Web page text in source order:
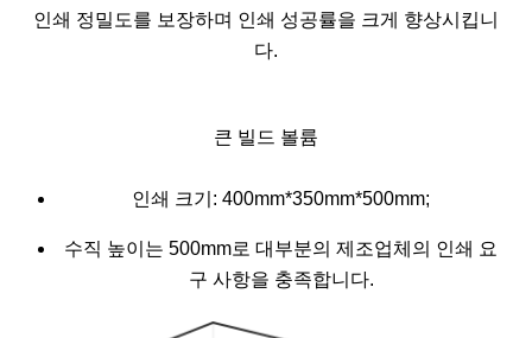
인쇄 정밀도를 보장하며 인쇄 성공률을 크게 향상시킵니
다.
큰 빌드 볼륨
인쇄 크기: 400mm*350mm*500mm;
수직 높이는 500mm로 대부분의 제조업체의 인쇄 요
구 사항을 충족합니다.